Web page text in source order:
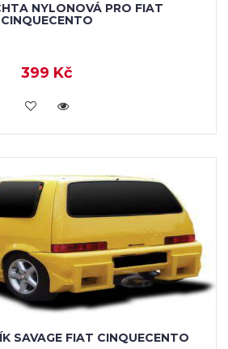
NYLONOVÁ PRO FIAT
CINQUECENTO
399 Kč
KOUPIT
SAVAGE FIAT CINQUECENTO